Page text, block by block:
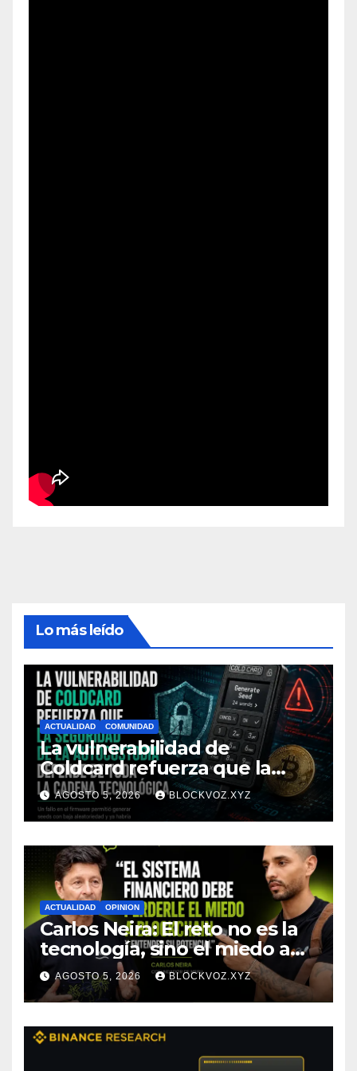
Lo más leído
ACTUALIDAD COMUNIDAD
La vulnerabilidad de
Coldcard refuerza que la
seguridad de la autocustodia
depende de toda la cadena
tecnológica, afirma CoinEx
Research
AGOSTO 5, 2026 BLOCKVOZ.XYZ
ACTUALIDAD OPINION
Carlos Neira: El reto no es la
tecnología, sino el miedo a
entenderla
AGOSTO 5, 2026 BLOCKVOZ.XYZ